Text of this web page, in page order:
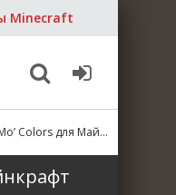
Minecraft
Colors для Майнкрафт [1.20.1, 1.20, 1.19]